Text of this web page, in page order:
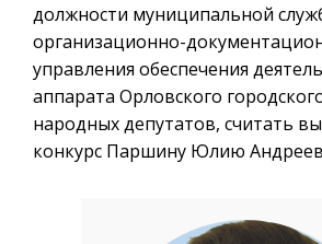
должности муниципальной
организационно-
управления обеспечения
аппарата Орловского
народных депутатов, считать
конкурс Паршину Юлию